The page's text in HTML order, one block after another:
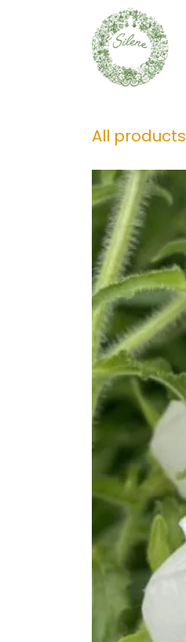
Skip to Content
All products